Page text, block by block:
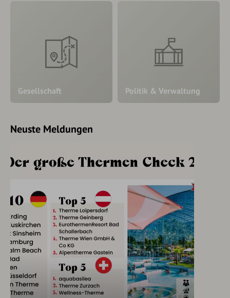
Gesellschaft Politik & Verwaltung
Neuste Meldungen